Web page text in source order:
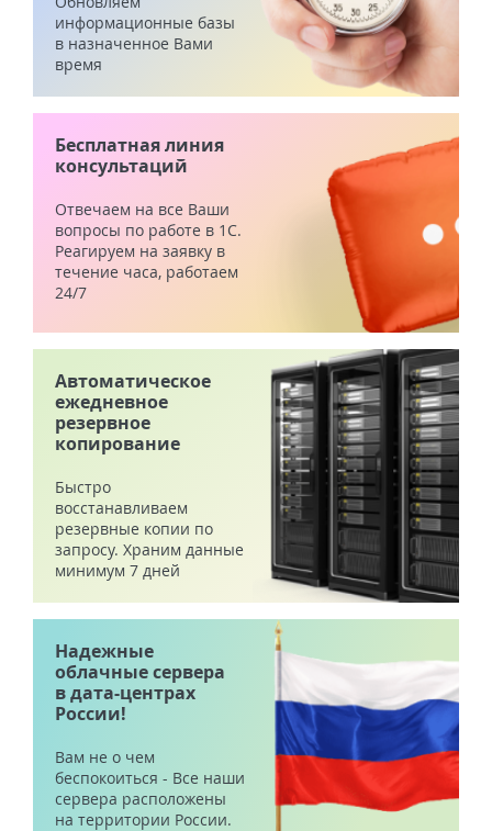
информационные базы
в назначенное Вами
время
Бесплатная линия
консультаций
Отвечаем на все Ваши
вопросы по работе в 1С.
Реагируем на заявку в
течение часа, работаем
24/7
Автоматическое
ежедневное
резервное
копирование
Быстро
восстанавливаем
резервные копии по
запросу. Храним данные
минимум 7 дней
Надежные
облачные сервера
в дата-центрах
России!
Вам не о чем
беспокоиться - Все наши
сервера расположены
на территории России.